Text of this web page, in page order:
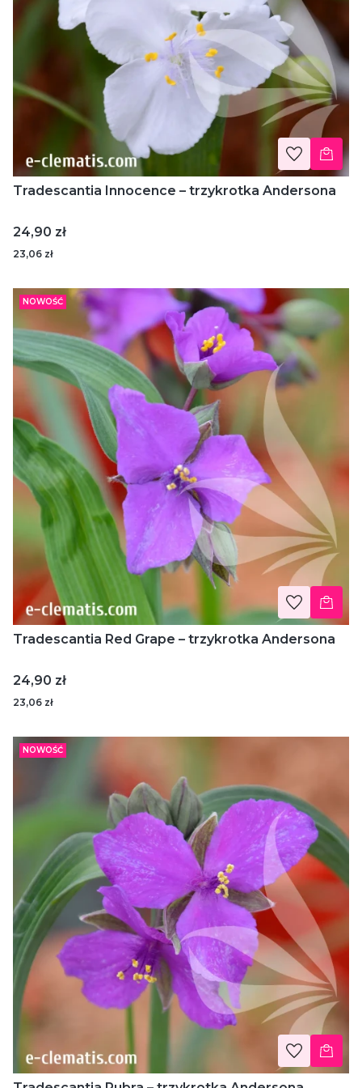
Tradescantia Innocence – trzykrotka Andersona
Cena
24,90 zł
23,06 zł
NOWOŚĆ
Tradescantia Red Grape – trzykrotka Andersona
Cena
24,90 zł
23,06 zł
NOWOŚĆ